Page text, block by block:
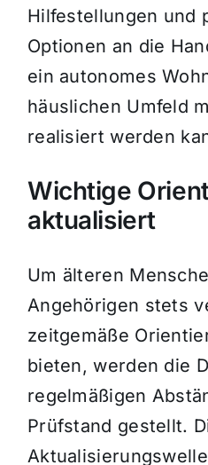
Hilfestellungen und
Optionen an die
ein autonomes
häuslichen Umfeld
realisiert werden
Wichtige
aktualisiert
Um älteren
Angehörigen stets
zeitgemäße
bieten, werden die
regelmäßigen
Prüfstand gestellt.